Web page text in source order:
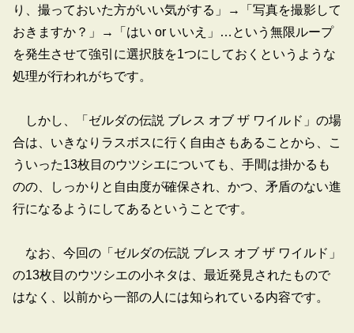
り、撮っておいた方がいい気がする」→「写真を撮影して
おきますか？」→「はい or いいえ」…という無限ループ
を発生させて強引に選択肢を1つにしておくというような
処理が行われがちです。
しかし、「ゼルダの伝説 ブレス オブ ザ ワイルド」の場
合は、いきなりラスボスに行く自由さもあることから、こ
ういった13枚目のウツシエについても、手間は掛かるも
のの、しっかりと自由度が確保され、かつ、矛盾のない進
行になるようにしてあるということです。
なお、今回の「ゼルダの伝説 ブレス オブ ザ ワイルド」
の13枚目のウツシエの小ネタは、最近発見されたもので
はなく、以前から一部の人には知られている内容です。